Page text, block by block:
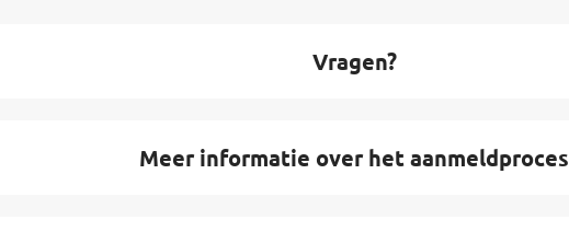
Vragen?
Meer informatie over het aanmeldproces